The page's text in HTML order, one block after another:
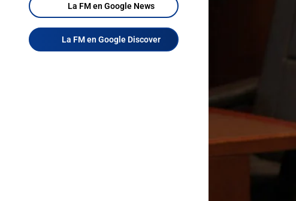
La FM en Google News
La FM en Google Discover